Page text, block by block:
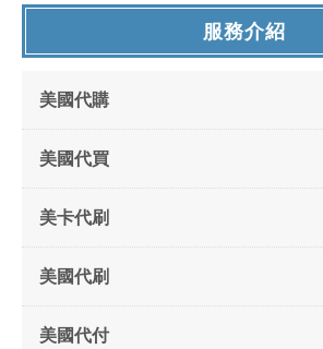
服務介紹
美國代購
美國代買
美卡代刷
美國代刷
美國代付